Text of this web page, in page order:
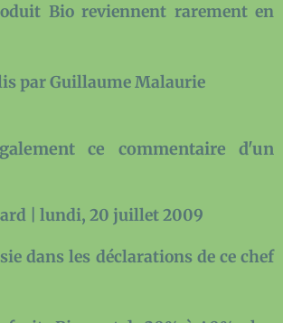
Bio reviennent rarement en
par Guillaume Malaurie
ce commentaire d'un
| lundi, 20 juillet 2009
dans les déclarations de ce chef